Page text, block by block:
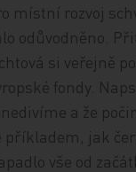
místní rozvoj
odůvodněno.
si veřejně
fondy.
a že
jak
vše od